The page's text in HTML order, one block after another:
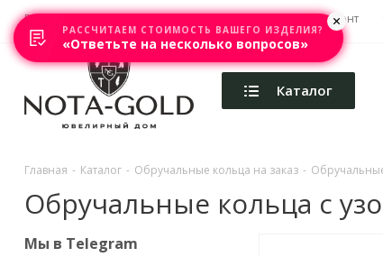
Главная Акции Каталоги Изготовление Ремонт
Каталог
Главная - Каталог - Обручальные кольца на заказ -
Обручальные кольца с
Мы в Telegram
РАССЧИТАЕМ СТОИМОСТЬ ВАШЕГО ИЗДЕЛИЯ?
«Ответьте на несколько вопросов»